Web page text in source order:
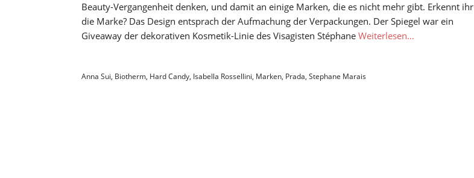
Beauty-Vergangenheit denken, und damit an einige Marken, die es nicht mehr gibt. Erkennt ihr
die Marke? Das Design entsprach der Aufmachung der Verpackungen. Der Spiegel war ein
Giveaway der dekorativen Kosmetik-Linie des Visagisten Stéphane Weiterlesen…
Anna Sui, Biotherm, Hard Candy, Isabella Rossellini, Marken, Prada, Stephane Marais